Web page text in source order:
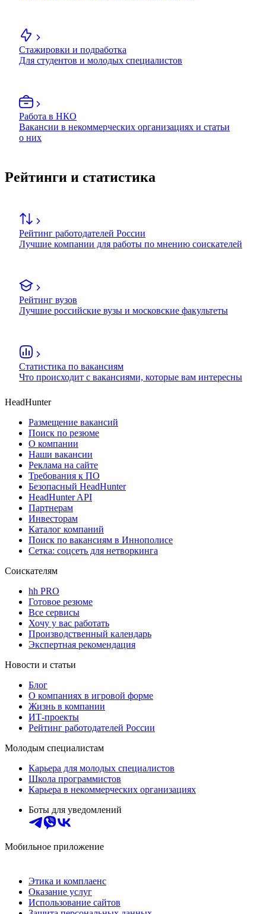
Стажировки и подработка
Для студентов и молодых специалистов
Работа в НКО
Вакансии в некоммерческих организациях и статьи
о них
Рейтинги и статистика
Рейтинг работодателей России
Лучшие компании для работы по мнению соискателей
Рейтинг вузов
Лучшие российские вузы и московские факультеты
Статистика по вакансиям
Что происходит с вакансиями, которые вам интересны
HeadHunter
Размещение вакансий
Поиск по резюме
О компании
Наши вакансии
Реклама на сайте
Требования к ПО
Безопасный HeadHunter
HeadHunter API
Партнерам
Инвесторам
Каталог компаний
Поиск по вакансиям в Иннополисе
Сетка: соцсеть для нетворкинга
Соискателям
hh PRO
Готовое резюме
Все сервисы
Хочу у вас работать
Производственный календарь
Экспертная рекомендация
Новости и статьи
Блог
О компаниях в игровой форме
Жизнь в компании
ИТ-проекты
Рейтинг работодателей России
Молодым специалистам
Карьера для молодых специалистов
Школа программистов
Карьера в некоммерческих организациях
Боты для уведомлений
Мобильное приложение
Этика и комплаенс
Оказание услуг
Использование сайтов